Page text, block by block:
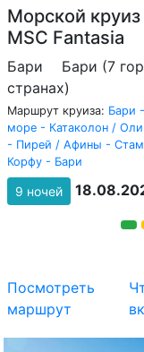
Морской
MSC Fantasia
Бари
Бари (7
странах)
Маршрут круиза: Бари
море - Катаколон /
- Пирей / Афины -
Корфу - Бари
9 ночей
Посмотреть
маршрут